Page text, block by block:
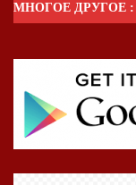
МНОГОЕ ДРУГОЕ :